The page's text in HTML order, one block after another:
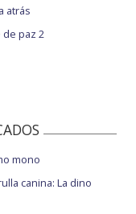
atrás
de paz 2
mono
canina: La dino